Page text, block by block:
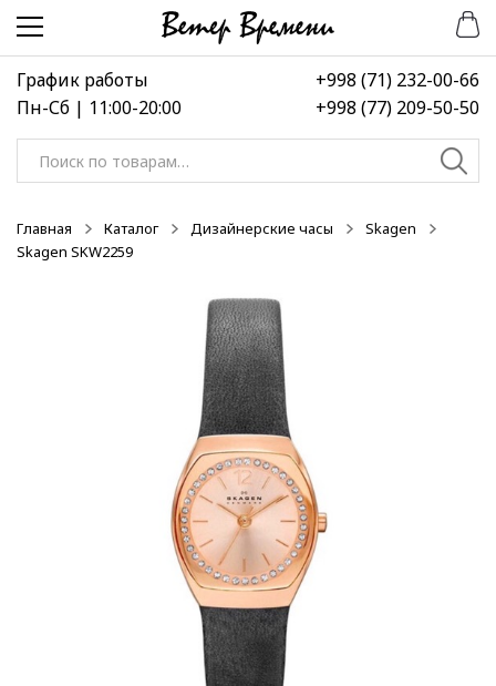
Перейти
навигации
Перейти
содержимому
График работы
Пн-Сб | 11:00-20:00
+998 (71) 232-00-66
+998 (77) 209-50-50
Искать:
Главная Каталог Дизайнерские часы
Skagen
Skagen SKW2259
-50%
-50%
-50%